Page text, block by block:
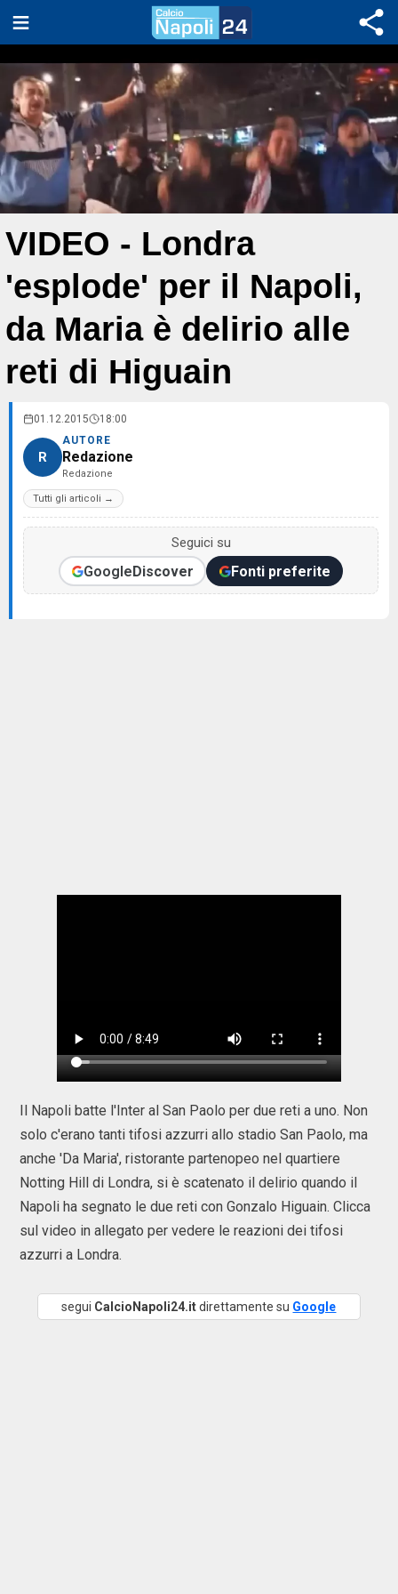
VIDEO - Londra
'esplode' per il Napoli,
da Maria è delirio alle
reti di Higuain
01.12.2015 18:00
R
AUTORE
Redazione
Redazione
Tutti gli articoli →
Seguici su
GoogleDiscover Fonti preferite
Il Napoli batte l'Inter al San Paolo per due reti a uno. Non
solo c'erano tanti tifosi azzurri allo stadio San Paolo, ma
anche 'Da Maria', ristorante partenopeo nel quartiere
Notting Hill di Londra, si è scatenato il delirio quando il
Napoli ha segnato le due reti con Gonzalo Higuain. Clicca
sul video in allegato per vedere le reazioni dei tifosi
azzurri a Londra.
segui CalcioNapoli24.itdirettamente su Google